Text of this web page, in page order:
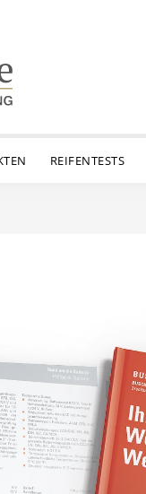
REIFENTESTS